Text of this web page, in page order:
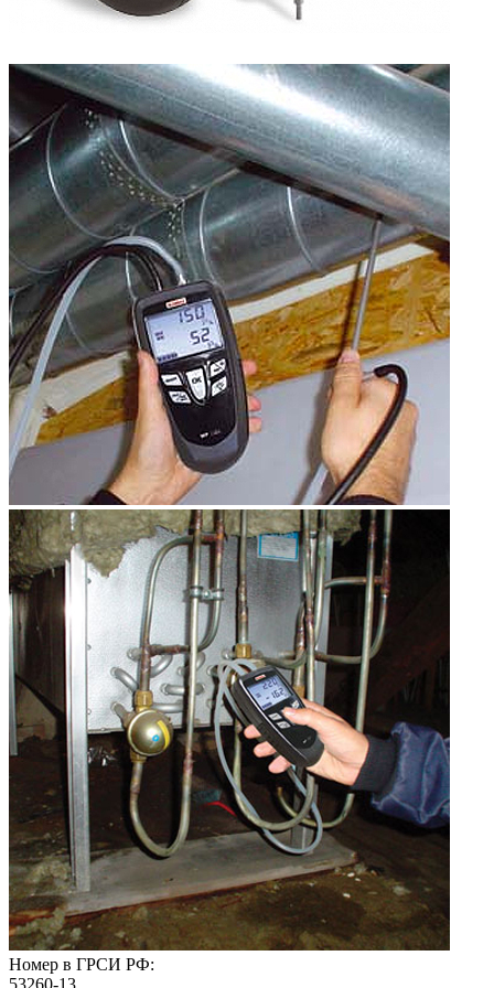
Номер в ГРСИ РФ:
53260-13